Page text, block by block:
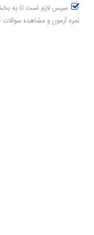
سپس لازم است تا به بخش
نمره آزمون و مشاهده سوالات